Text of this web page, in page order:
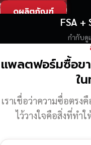
ดูผลิตภัณฑ์
FSA +
กำกับดู
แพลตฟอร์มซื้อข
ใ
เราเชื่อว่าความซื่อตรง
ไว้วางใจคือสิ่งที่ทำ